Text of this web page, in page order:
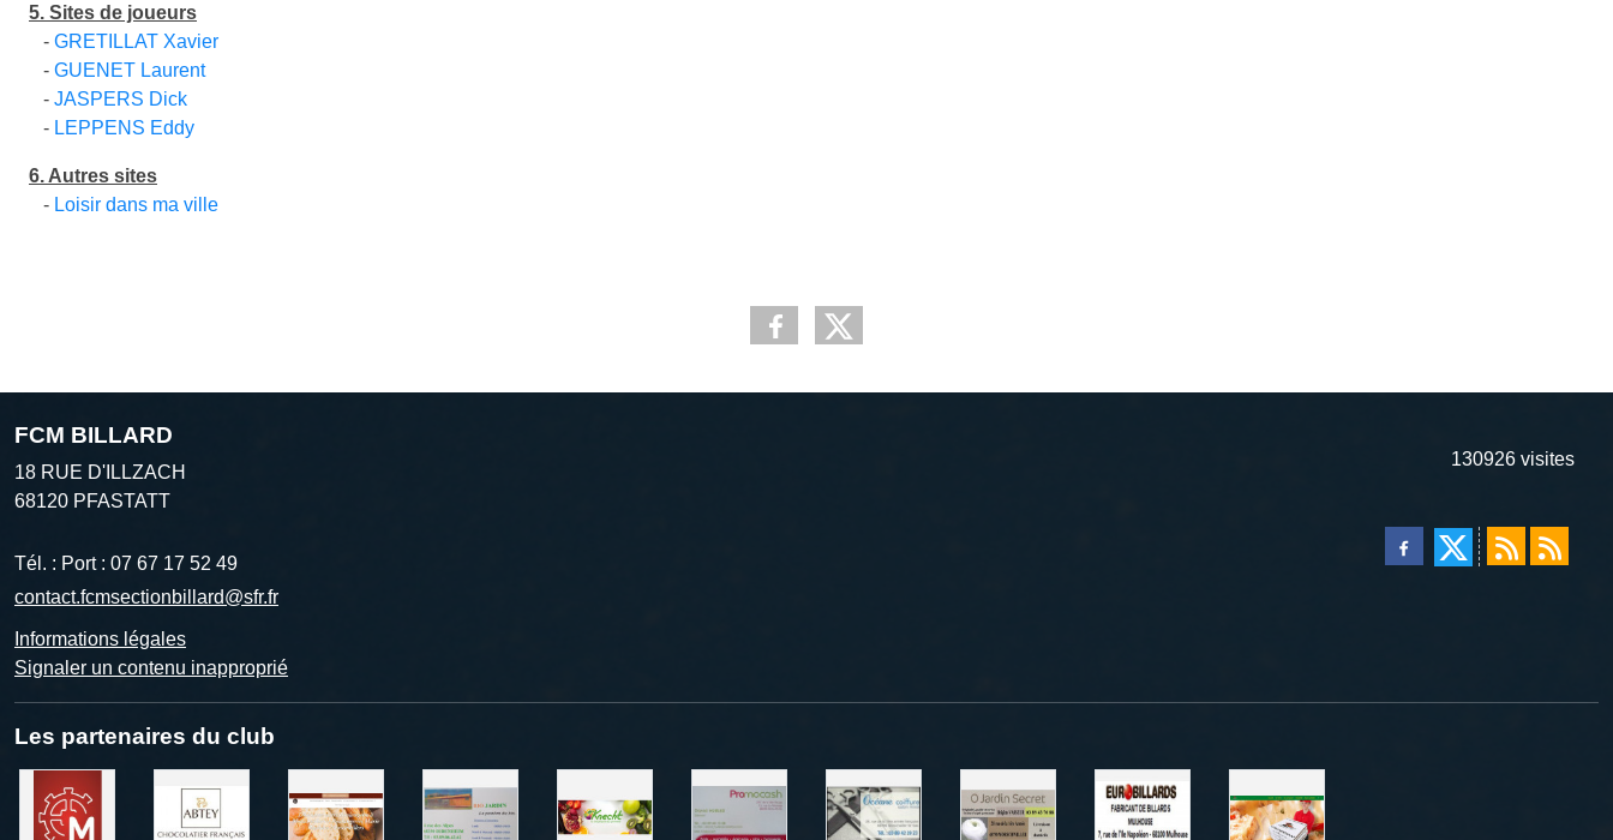
5. Sites de joueurs
- GRETILLAT Xavier
- GUENET Laurent
- JASPERS Dick
- LEPPENS Eddy
6. Autres sites
- Loisir dans ma ville
FCM BILLARD
18 RUE D'ILLZACH
68120 PFASTATT
Tél. : Port : 07 67 17 52 49
contact.fcmsectionbillard@sfr.fr
Informations légales
Signaler un contenu inapproprié
130926 visites
Les partenaires du club